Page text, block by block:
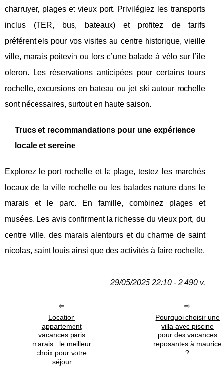
charruyer, plages et vieux port. Privilégiez les transports
inclus (TER, bus, bateaux) et profitez de tarifs
préférentiels pour vos visites au centre historique, vieille
ville, marais poitevin ou lors d’une balade à vélo sur l’ile
oleron. Les réservations anticipées pour certains tours
rochelle, excursions en bateau ou jet ski autour rochelle
sont nécessaires, surtout en haute saison.
Trucs et recommandations pour une expérience
locale et sereine
Explorez le port rochelle et la plage, testez les marchés
locaux de la ville rochelle ou les balades nature dans le
marais et le parc. En famille, combinez plages et
musées. Les avis confirment la richesse du vieux port, du
centre ville, des marais alentours et du charme de saint
nicolas, saint louis ainsi que des activités à faire rochelle.
29/05/2025 22:10 - 2 490 v.
Location
appartement
vacances paris
marais : le meilleur
choix pour votre
séjour
Pourquoi choisir une
villa avec piscine
pour des vacances
reposantes à
?